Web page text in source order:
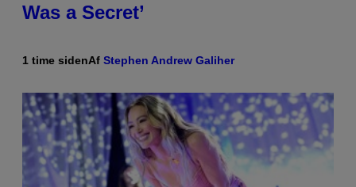
Was a Secret’
1 time sidenAf Stephen Andrew Galiher